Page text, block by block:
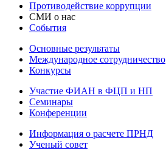
Противодействие коррупции
СМИ о нас
События
Основные результаты
Международное сотрудничество
Конкурсы
Участие ФИАН в ФЦП и НП
Семинары
Конференции
Информация о расчете ПРНД
Ученый совет